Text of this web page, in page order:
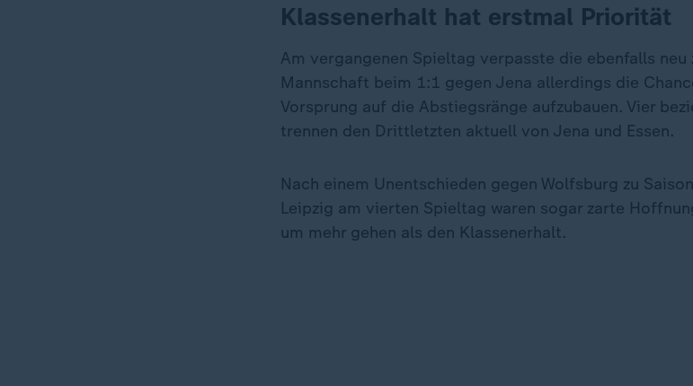
Klassenerhalt hat erstmal Priorität
Am vergangenen Spieltag verpasste die ebenfalls
Mannschaft beim 1:1 gegen Jena allerdings die
Vorsprung auf die Abstiegsränge aufzubauen. Vier
trennen den Drittletzten aktuell von Jena und Essen.
Nach einem Unentschieden gegen Wolfsburg zu
Leipzig am vierten Spieltag waren sogar zarte
um mehr gehen als den Klassenerhalt.